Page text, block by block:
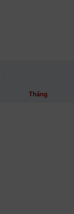
Tháng